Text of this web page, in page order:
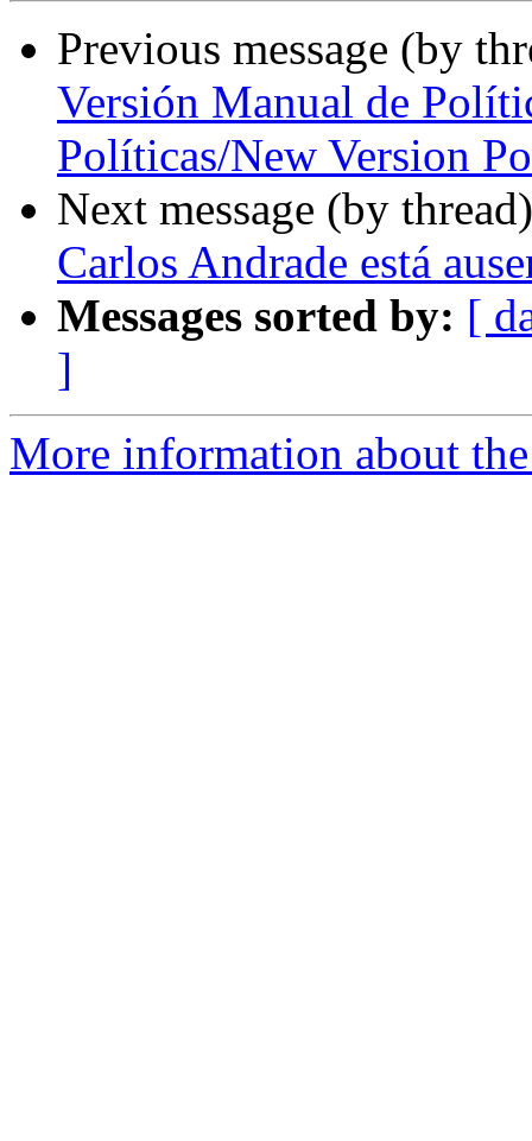
Previous message (by
Versión Manual de
Políticas/New Version
Next message (by
Carlos Andrade está
Messages sorted by: [
]
More information about